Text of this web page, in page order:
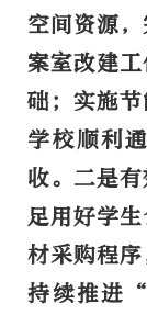
空间资源
案室改建
础；实施节
学校顺利
收。 二是
足用好学
材采购程
持续推进